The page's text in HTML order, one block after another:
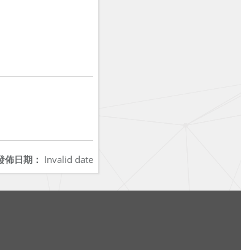
佈日期： Invalid date